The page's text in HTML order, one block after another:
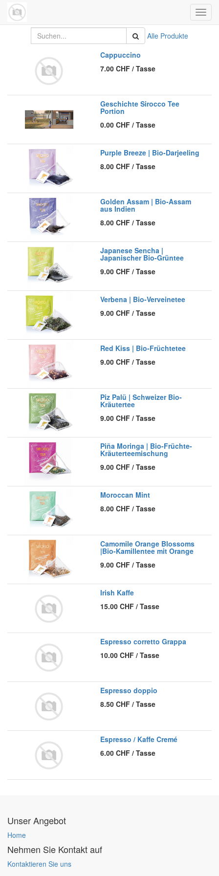
Alle Produkte
Cappuccino
7.00 CHF / Tasse
Geschichte Sirocco Tee
Portion
0.00 CHF / Tasse
Purple Breeze | Bio-Darjeeling
8.00 CHF / Tasse
Golden Assam | Bio-Assam
aus Indien
8.00 CHF / Tasse
Japanese Sencha |
Japanischer Bio-Grüntee
9.00 CHF / Tasse
Verbena | Bio-Verveinetee
9.00 CHF / Tasse
Red Kiss | Bio-Früchtetee
9.00 CHF / Tasse
Piz Palü | Schweizer Bio-
Kräutertee
9.00 CHF / Tasse
Piña Moringa | Bio-Früchte-
Kräuterteemischung
9.00 CHF / Tasse
Moroccan Mint
8.00 CHF / Tasse
Camomile Orange Blossoms
|Bio-Kamillentee mit Orange
9.00 CHF / Tasse
Irish Kaffe
15.00 CHF / Tasse
Espresso corretto Grappa
10.00 CHF / Tasse
Espresso doppio
8.50 CHF / Tasse
Espresso / Kaffe Cremé
6.00 CHF / Tasse
Unser Angebot
Home
Nehmen Sie Kontakt auf
Kontaktieren Sie uns